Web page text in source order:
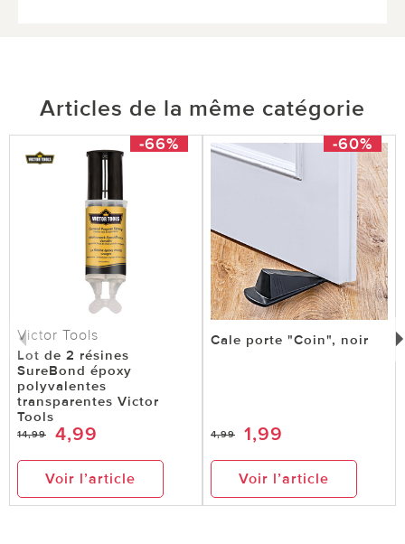
Articles de la même catégorie
-66%
Victor Tools
Lot de 2 résines
SureBond époxy
polyvalentes
transparentes Victor
Tools
14,99 4,99
Voir l’article
-60%
Cale porte "Coin", noir
4,99 1,99
Voir l’article